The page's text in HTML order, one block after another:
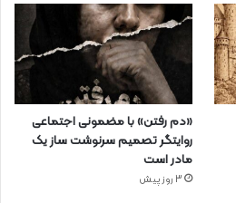
«دم رفتن» با مضمونی اجتماعی
روایتگر تصمیم سرنوشت ساز یک
مادر است
3 روز پیش